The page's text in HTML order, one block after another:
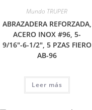
Mundo TRUPER
ABRAZADERA REFORZADA,
ACERO INOX #96, 5-
9/16″-6-1/2″, 5 PZAS FIERO
AB-96
Leer más